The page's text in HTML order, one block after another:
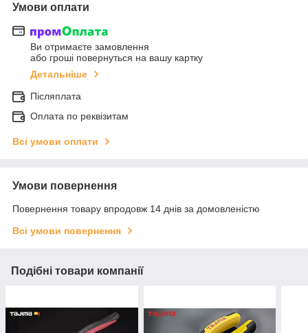
Умови оплати
Ви отримаєте замовлення
або гроші повернуться на вашу картку
Детальніше
Післяплата
Оплата по реквізитам
Всі умови оплати
Умови повернення
Повернення товару впродовж 14 днів за домовленістю
Всі умови повернення
Подібні товари компанії